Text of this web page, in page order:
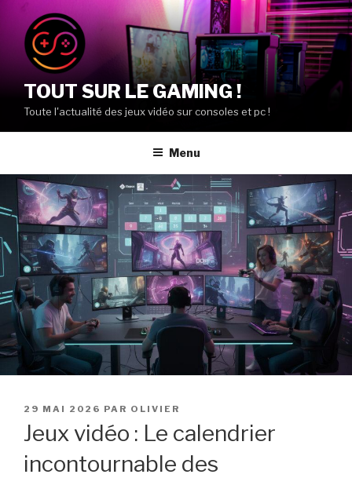
contenu
principal
TOUT SUR LE GAMING !
Toute l'actualité des jeux vidéo sur consoles et pc !
Menu
PUBLIÉ
29 MAI 2026 PAR OLIVIER
Jeux vidéo : Le calendrier
incontournable des